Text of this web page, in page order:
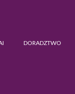
DORADZTWO